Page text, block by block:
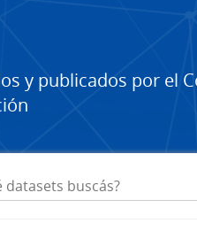
y publicados por el